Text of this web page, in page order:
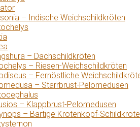
– Indische Weichschildkröten
– Dachschildkröten
– Riesen-Weichschildkröten
– Fernöstliche
– Starrbrust-Pelomedusen
– Klappbrust-Pelomedusen
– Bärtige Krötenkopf-